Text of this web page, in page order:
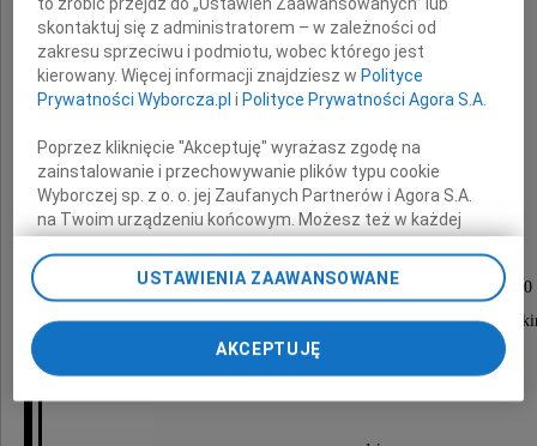
Teresa Strusińska
z domu Wiśniewska
primo voto Rybak
Pogrzeb odbędzie się 31 lipca o godzinie 12.00
w drewnianym kościele na Cmentarzu
skontaktuj się z administratorem – w zależności od
zakresu sprzeciwu i podmiotu, wobec którego jest
kierowany. Więcej informacji znajdziesz w Polityce
Prywatności Wyborcza.pl i Polityce Prywatności Agora S.A.
Poprzez kliknięcie "Akceptuję" wyrażasz zgodę na
zainstalowanie i przechowywanie plików typu cookie
Wyborczej sp. z o. o. jej Zaufanych Partnerów i Agora S.A.
na Twoim urządzeniu końcowym. Możesz też w każdej
ponownie wywołując narzędzie do zarządzania Twoimi
preferencjami dot. przetwarzania danych poprzez
przechodząc do sekcji „Ustawienia zaawansowane”.
Zmiana ustawień plików cookie możliwa jest także za
USTAWIENIA ZAAWANSOWANE
AKCEPTUJĘ